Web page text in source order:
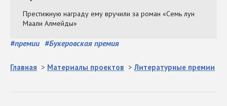
#премии #Букеровская премия
Главная > Материалы проектов >Литературные премии